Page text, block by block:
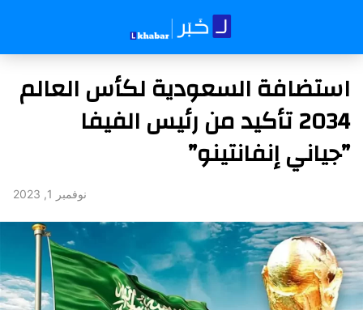
استضافة السعودية لكأس العالم
2034 تأكيد من رئيس الفيفا
”جياني إنفانتينو”
نوفمبر 1, 2023